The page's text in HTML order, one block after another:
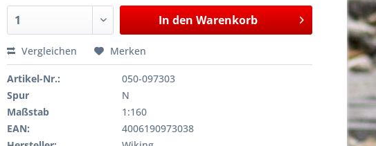
In den Warenkorb
Vergleichen Merken
Artikel-Nr.:
050-097303
Spur
N
Maßstab
1:160
EAN:
4006190973038